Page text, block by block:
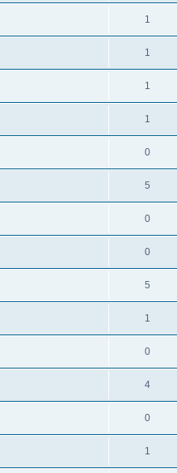
1
1
1
1
0
5
0
0
5
1
0
4
0
1